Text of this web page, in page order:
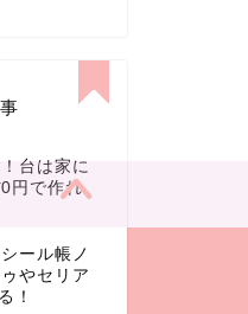
台は家に
円で作れ
ール帳ノ
やセリア
！